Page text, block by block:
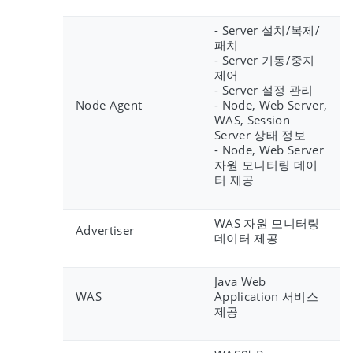
Node Agent
- Server 설치/복제/
패치
- Server 기동/중지
제어
- Server 설정 관리
- Node, Web Server,
WAS, Session
Server 상태 정보
- Node, Web Server
자원 모니터링 데이
터 제공
Advertiser
WAS 자원 모니터링
데이터 제공
WAS
Java Web
Application 서비스
제공